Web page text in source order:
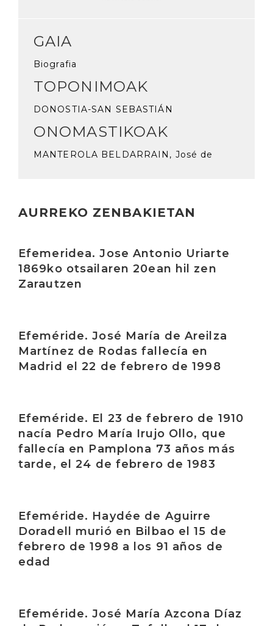
GAIA
Biografia
TOPONIMOAK
DONOSTIA-SAN SEBASTIÁN
ONOMASTIKOAK
MANTEROLA BELDARRAIN, José de
AURREKO ZENBAKIETAN
Efemeridea. Jose Antonio Uriarte
1869ko otsailaren 20ean hil zen
Zarautzen
Efeméride. José María de Areilza
Martínez de Rodas fallecía en
Madrid el 22 de febrero de 1998
Efeméride. El 23 de febrero de 1910
nacía Pedro María Irujo Ollo, que
fallecía en Pamplona 73 años más
tarde, el 24 de febrero de 1983
Efeméride. Haydée de Aguirre
Doradell murió en Bilbao el 15 de
febrero de 1998 a los 91 años de
edad
Efeméride. José María Azcona Díaz